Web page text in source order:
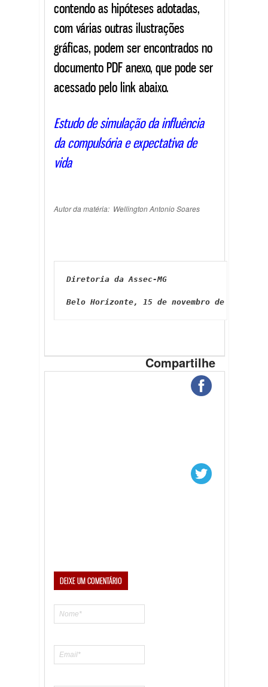
contendo as hipóteses adotadas,
com várias outras ilustrações
gráficas, podem ser encontrados no
documento PDF anexo, que pode ser
acessado pelo link abaixo.
Estudo de simulação da influência
da compulsória e expectativa de
vida
Autor da matéria: Wellington Antonio Soares
Diretoria da Assec-MG
Belo Horizonte, 15 de novembro de 202
Compartilhe
DEIXE UM COMENTÁRIO